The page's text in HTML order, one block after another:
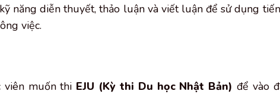
năng diễn thuyết, thảo luận và viết luận để sử dụng
việc.
viên muốn thi EJU (Kỳ thi Du học Nhật Bản) để vào